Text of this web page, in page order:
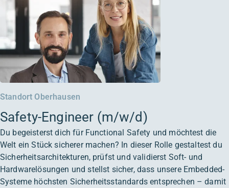
Standort Oberhausen
Safety-Engineer (m/w/d)
Du begeisterst dich für Functional Safety und möchtest die
Welt ein Stück sicherer machen? In dieser Rolle gestaltest du
Sicherheitsarchitekturen, prüfst und validierst Soft- und
Hardwarelösungen und stellst sicher, dass unsere Embedded-
Systeme höchsten Sicherheitsstandards entsprechen – damit